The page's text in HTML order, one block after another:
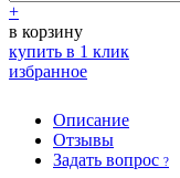
+
в корзину
купить в 1 клик
избранное
Описание
Отзывы
Задать вопрос ?